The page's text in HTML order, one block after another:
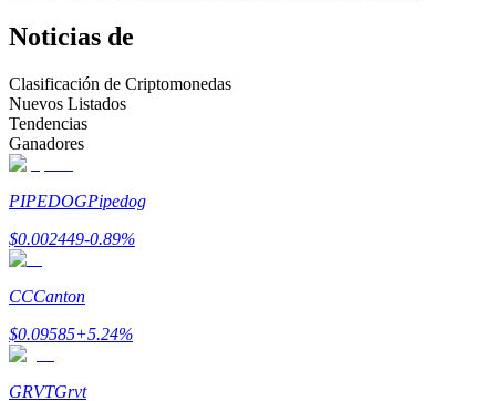
Información
Análisis de big data que incluye información comercial, etc.
Noticias de
Clasificación de Criptomonedas
Nuevos Listados
Tendencias
Ganadores
PIPEDOGPipedog
$0.002449-0.89%
CCCanton
$0.09585+5.24%
GRVTGrvt